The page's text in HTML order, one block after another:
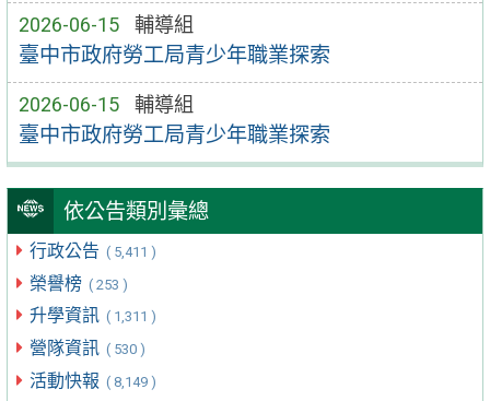
2026-06-15 輔導組
臺中市政府勞工局青少年職業探索
2026-06-15 輔導組
臺中市政府勞工局青少年職業探索
依公告類別彙總
行政公告 ( 5,411 )
榮譽榜 ( 253 )
升學資訊 ( 1,311 )
營隊資訊 ( 530 )
活動快報 ( 8,149 )